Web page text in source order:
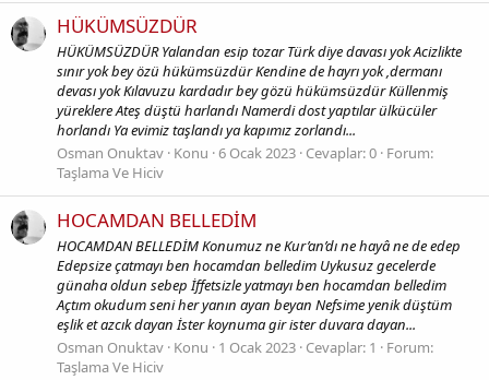
HÜKÜMSÜZDÜR
HÜKÜMSÜZDÜR Yalandan esip tozar Türk diye davası yok Acizlikte
sınır yok bey özü hükümsüzdür Kendine de hayrı yok ,dermanı
devası yok Kılavuzu kardadır bey gözü hükümsüzdür Küllenmiş
yüreklere Ateş düştü harlandı Namerdi dost yaptılar ülkücüler
horlandı Ya evimiz taşlandı ya kapımız zorlandı...
Osman Onuktav Konu 6 Ocak 2023 Cevaplar: 0 Forum:
Taşlama Ve Hiciv
HOCAMDAN BELLEDİM
HOCAMDAN BELLEDİM Konumuz ne Kur’an’dı ne hayâ ne de edep
Edepsize çatmayı ben hocamdan belledim Uykusuz gecelerde
günaha oldun sebep İffetsizle yatmayı ben hocamdan belledim
Açtım okudum seni her yanın ayan beyan Nefsime yenik düştüm
eşlik et azcık dayan İster koynuma gir ister duvara dayan...
Osman Onuktav Konu 1 Ocak 2023 Cevaplar: 1
Forum:
Taşlama Ve Hiciv